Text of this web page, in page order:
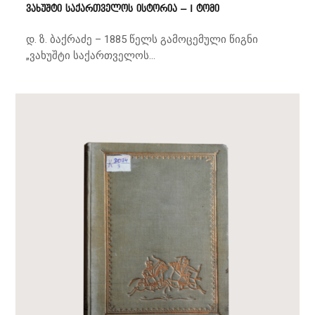
ვახუშტი საქართველოს ისტორია – I ტომი
დ. ზ. ბაქრაძე – 1885 წელს გამოცემული წიგნი
„ვახუშტი საქართველოს...